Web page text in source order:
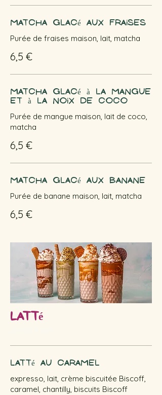
Matcha glacé aux fraises
Purée de fraises maison, lait, matcha
6,5 €
Matcha glacé à la mangue
et à la noix de coco
Purée de mangue maison, lait de coco,
matcha
6,5 €
Matcha glacé aux banane
Purée de banane maison, lait, matcha
6,5 €
Latté
Latté au caramel
expresso, lait, crème biscuitée Biscoff,
caramel, chantilly, biscuits Biscoff